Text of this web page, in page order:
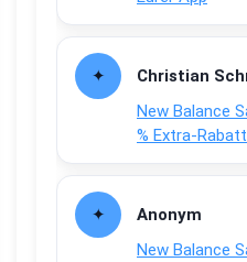
Christian
New Balance
% Extra-
Anonym
New Balance